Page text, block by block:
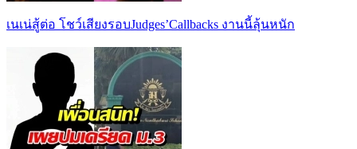
เนเน่สู้ต่อ โชว์เสียงรอบJudges’Callbacks งานนี้ลุ้นหนัก